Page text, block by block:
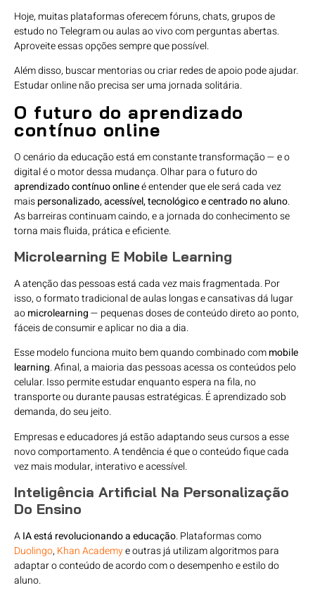
Hoje, muitas plataformas oferecem fóruns, chats, grupos de
estudo no Telegram ou aulas ao vivo com perguntas abertas.
Aproveite essas opções sempre que possível.
Além disso, buscar mentorias ou criar redes de apoio pode ajudar.
Estudar online não precisa ser uma jornada solitária.
O futuro do aprendizado
contínuo online
O cenário da educação está em constante transformação — e o
digital é o motor dessa mudança. Olhar para o futuro do
aprendizado contínuo onlineé entender que ele será cada vez
maispersonalizado, acessível, tecnológico e centrado no aluno.
As barreiras continuam caindo, e a jornada do conhecimento se
torna mais fluida, prática e eficiente.
Microlearning E Mobile Learning
A atenção das pessoas está cada vez mais fragmentada. Por
isso, o formato tradicional de aulas longas e cansativas dá lugar
aomicrolearning— pequenas doses de conteúdo direto ao ponto,
fáceis de consumir e aplicar no dia a dia.
Esse modelo funciona muito bem quando combinado commobile
learning. Afinal, a maioria das pessoas acessa os conteúdos pelo
celular. Isso permite estudar enquanto espera na fila, no
transporte ou durante pausas estratégicas. É aprendizado sob
demanda, do seu jeito.
Empresas e educadores já estão adaptando seus cursos a esse
novo comportamento. A tendência é que o conteúdo fique cada
vez mais modular, interativo e acessível.
Inteligência Artificial Na Personalização
Do Ensino
AIA está revolucionando a educação. Plataformas como
Duolingo, Khan Academye outras já utilizam algoritmos para
adaptar o conteúdo de acordo com o desempenho e estilo do
aluno.